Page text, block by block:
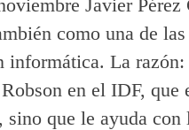
Javier
como una de
informática. La razón:
en el IDF,
que le ayuda con